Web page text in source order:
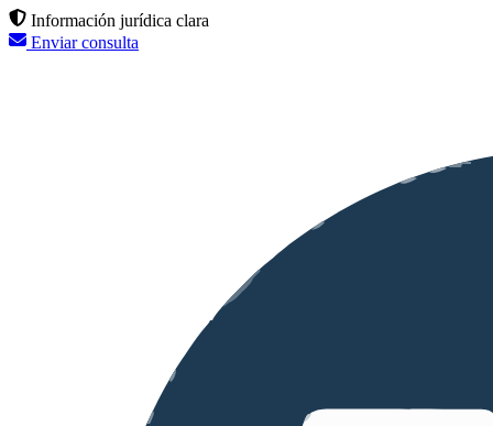
Información jurídica clara
Enviar consulta